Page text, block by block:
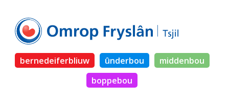
bernedeiferbliuw ûnderbou
middenbou
boppebou